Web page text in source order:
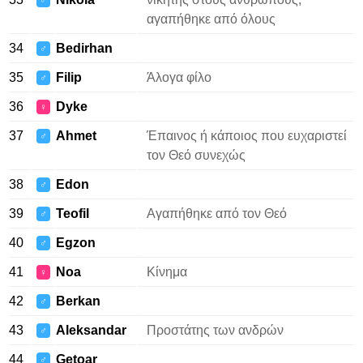
αγαπήθηκε από όλους
34 ♂ Bedirhan
35 ♂ Filip Άλογα φίλο
36 ♀ Dyke
37 ♂ Ahmet
Έπαινος ή κάποιος που ευχαριστεί
τον Θεό συνεχώς
38 ♂ Edon
39 ♂ Teofil Αγαπήθηκε από τον Θεό
40 ♂ Egzon
41 ♀ Noa Κίνημα
42 ♂ Berkan
43 ♂ Aleksandar Προστάτης των ανδρών
44 ♂ Getoar